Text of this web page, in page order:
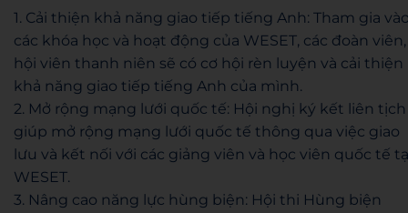
1. Cải thiện khả năng giao tiếp tiếng Anh: Tham gia
các khóa học và hoạt động của WESET, các đoàn viên,
hội viên thanh niên sẽ có cơ hội rèn luyện và cải thiện
khả năng giao tiếp tiếng Anh của mình.
2. Mở rộng mạng lưới quốc tế: Hội nghị ký kết liên tịch
giúp mở rộng mạng lưới quốc tế thông qua việc giao
lưu và kết nối với các giảng viên và học viên quốc tế
WESET.
3. Nâng cao năng lực hùng biện: Hội thi Hùng biện